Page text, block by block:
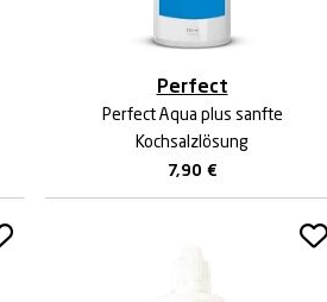
Perfect
Perfect Aqua plus sanfte
Kochsalzlösung
7,90 €